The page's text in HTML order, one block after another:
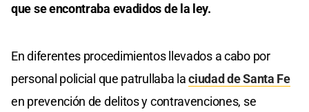
que se encontraba evadidos de la ley.
En diferentes procedimientos llevados a cabo por
personal policial que patrullaba laciudad de Santa Fe
en prevención de delitos y contravenciones, se